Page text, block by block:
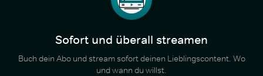
Sofort und überall streamen
Buch dein Abo und stream sofort deinen Lieblingscontent. Wo
und wann du willst.